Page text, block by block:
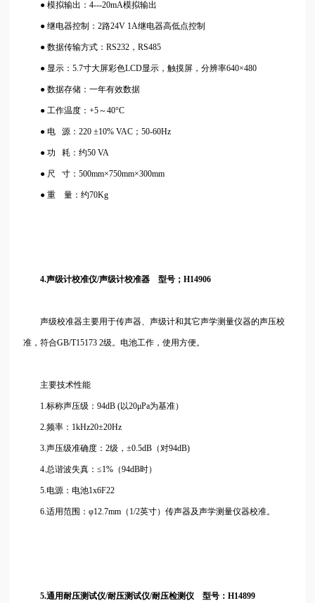
● 模拟输出：4---20mA模拟输出
● 继电器控制：2路24V 1A继电器高低点控制
● 数据传输方式：RS232，RS485
● 显示：5.7寸大屏彩色LCD显示，触摸屏，分辨率640×480
● 数据存储：一年有效数据
● 工作温度：+5～40°C
● 电 源：220 ±10% VAC；50-60Hz
● 功 耗：约50 VA
● 尺 寸：500mm×750mm×300mm
● 重 量：约70Kg
4.声级计校准仪/声级计校准器 型号；H14906
声级校准器主要用于传声器、声级计和其它声学测量仪器的声压校
准，符合GB/T15173 2级。电池工作，使用方便。
主要技术性能
1.标称声压级：94dB (以20μPa为基准）
2.频率：1kHz20±20Hz
3.声压级准确度：2级，±0.5dB（对94dB)
4.总谐波失真：≤1%（94dB时）
5.电源：电池1x6F22
6.适用范围：φ12.7mm（1/2英寸）传声器及声学测量仪器校准。
5.通用耐压测试仪/耐压测试仪/耐压检测仪 型号：H14899